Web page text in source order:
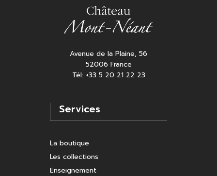
Avenue de la Plaine, 56
52006 France
Tél: +33 5 20 21 22 23
Services
La boutique
Les collections
Enseignement